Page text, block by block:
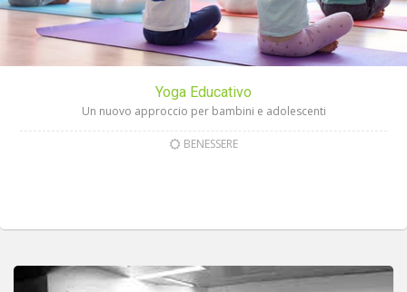
Yoga Educativo
Un nuovo approccio per bambini e adolescenti
BENESSERE